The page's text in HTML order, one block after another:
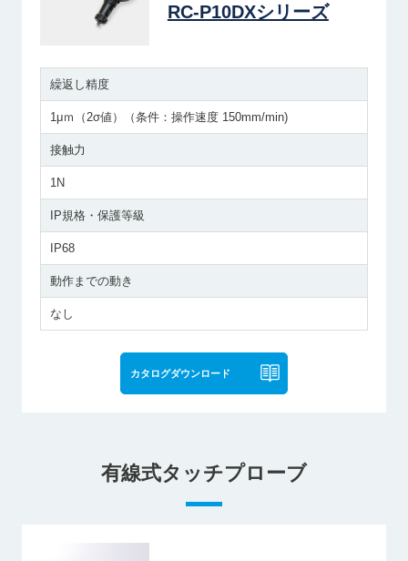
RC-P10DXシリーズ
繰返し精度
1μｍ（2σ値）（条件：操作速度 150mm/min)
接触力
1N
IP規格・保護等級
IP68
動作までの動き
なし
カタログダウンロード
有線式タッチプローブ